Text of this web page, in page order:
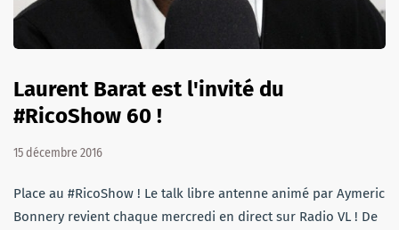
Laurent Barat est l'invité du
#RicoShow 60 !
15 décembre 2016
Place au #RicoShow ! Le talk libre antenne animé par Aymeric
Bonnery revient chaque mercredi en direct sur Radio VL ! De